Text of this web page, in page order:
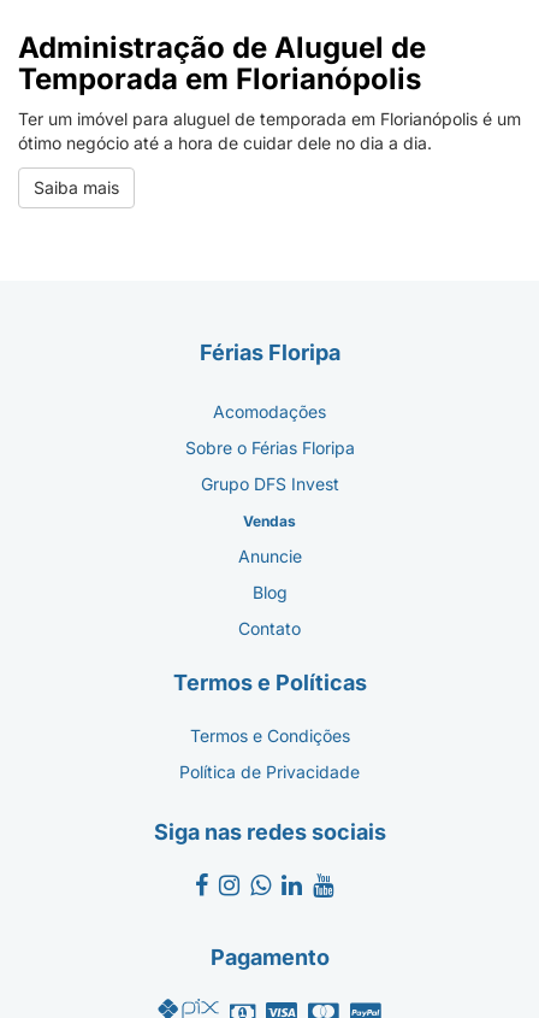
Administração de Aluguel de
Temporada em Florianópolis
Ter um imóvel para aluguel de temporada em Florianópolis é um
ótimo negócio até a hora de cuidar dele no dia a dia.
Saiba mais
Férias Floripa
Acomodações
Sobre o Férias Floripa
Grupo DFS Invest
Vendas
Anuncie
Blog
Contato
Termos e Políticas
Termos e Condições
Política de Privacidade
Siga nas redes sociais
Pagamento